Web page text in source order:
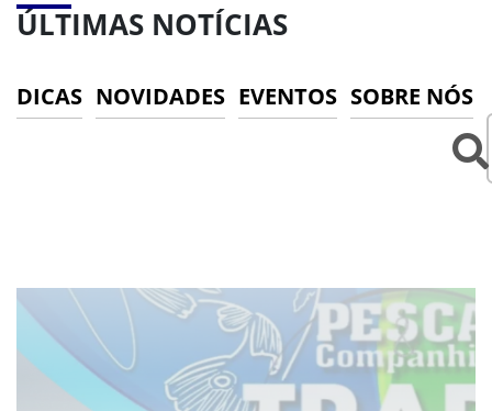
ÚLTIMAS NOTÍCIAS
DICAS NOVIDADES EVENTOS SOBRE NÓS